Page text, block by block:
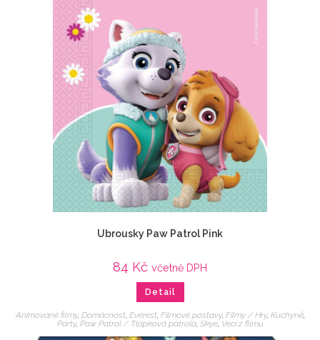
Ubrousky Paw Patrol Pink
84 Kč včetně DPH
Detail
Animované filmy, Domácnost, Everest, Filmové postavy, Filmy / Hry, Kuchyně,
Párty, Paw Patrol / Tlapková patrola, Skye, Veci z filmu